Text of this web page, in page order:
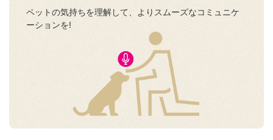
ペットの気持ちを理解して、よりスムーズなコミュニケ
ーションを!